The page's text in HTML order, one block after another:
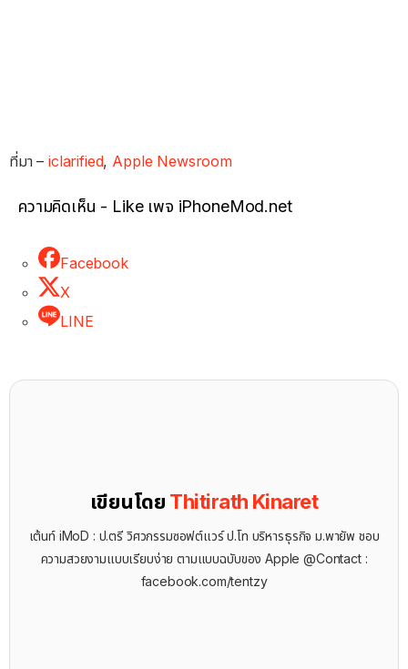
ที่มา –iclarified, Apple Newsroom
ความคิดเห็น - Like เพจ iPhoneMod.net
Facebook
X
LINE
เขียนโดย Thitirath Kinaret
เต้นท์ iMoD : ป.ตรี วิศวกรรมซอฟต์แวร์ ป.โท บริหารธุรกิจ ม.พายัพ ชอบ
ความสวยงามแบบเรียบง่าย ตามแบบฉบับของ Apple @Contact :
facebook.com/tentzy